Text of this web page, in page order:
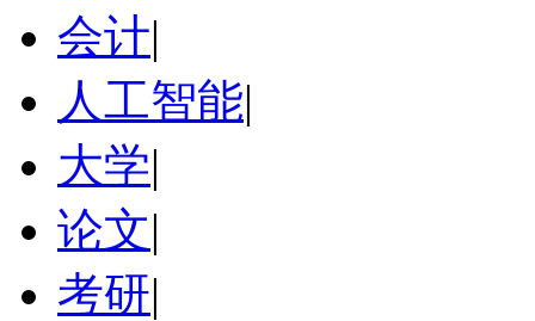
会计|
人工智能|
大学|
论文|
考研|